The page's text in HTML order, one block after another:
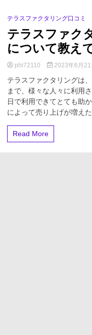
1 Minute
テラスファクタリング口コミ
テラスファク
について教え
phi72110 2023年6月21
テラスファクタリングは
まで、様々な人々に利用
日で利用できてとても助
によって売り上げが増え
Read More